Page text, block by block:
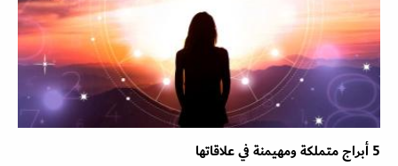
5 أبراج متملكة ومهيمنة في علاقاتها